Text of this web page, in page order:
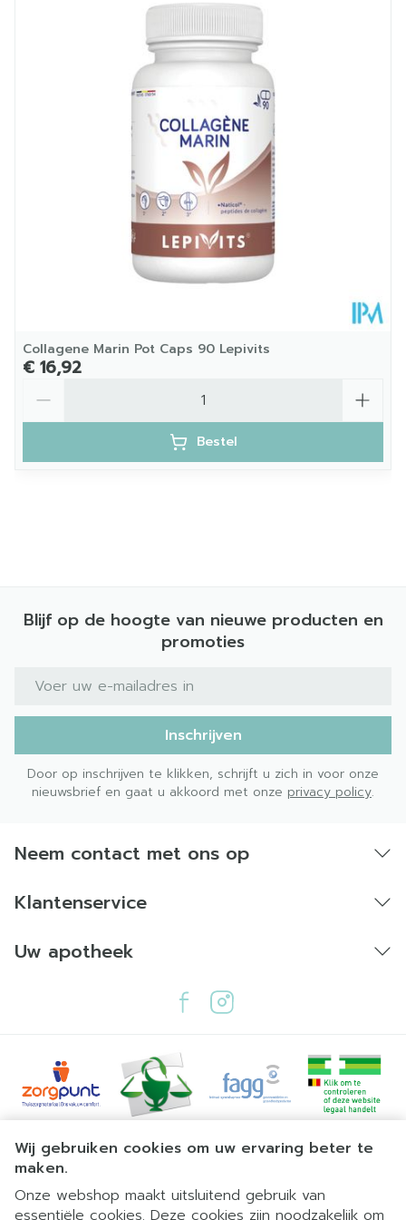
Wij gebruiken cookies om uw ervaring beter te
maken.
Onze webshop maakt uitsluitend gebruik van
essentiële cookies. Deze cookies zijn noodzakelijk om
96 mm
Dieetbeperkingen Glutenvrij, Lactosevrij
Kamertemperatuur (15°C
- 25°C)
Collagene Marin Pot Caps 90 Lepivits
€ 16,92
Bestel
Blijf op de hoogte van nieuwe producten en
promoties
E-mail adres
Inschrijven
Door op inschrijven te klikken, schrijft u zich in voor onze
nieuwsbrief en gaat u akkoord met onze privacy policy.
Neem contact met ons op
Klantenservice
Uw apotheek
Juridische links